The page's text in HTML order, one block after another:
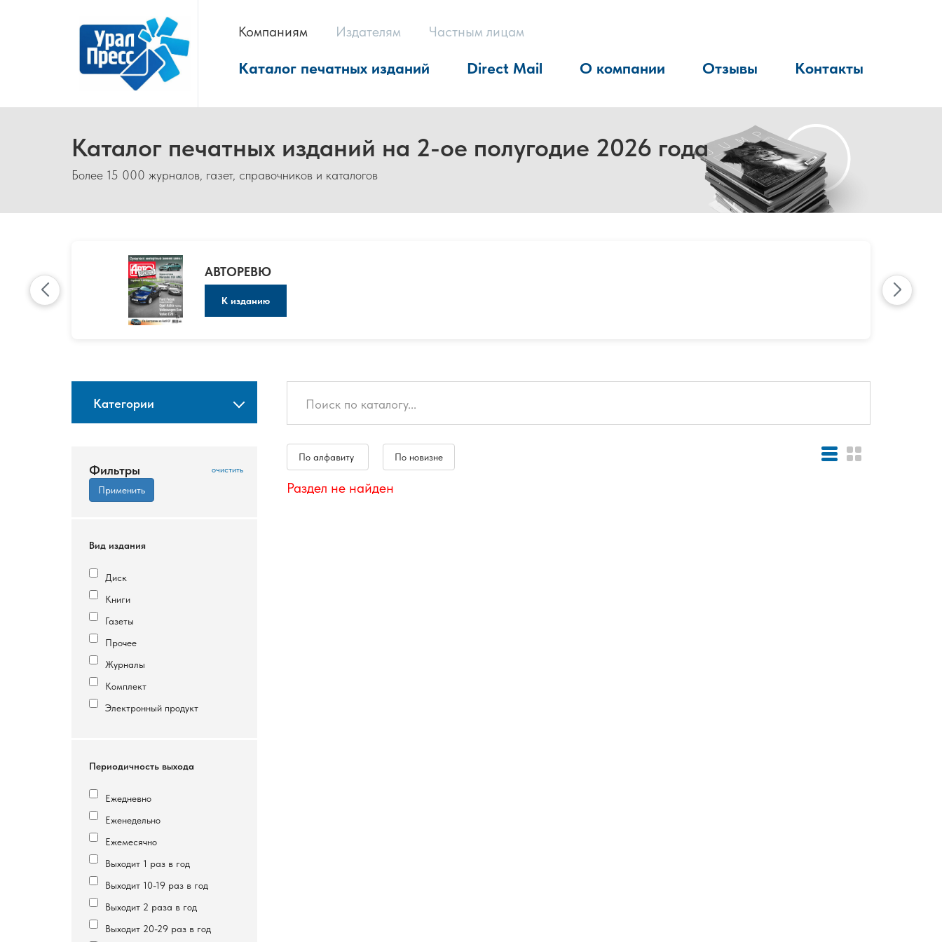
Компаниям Издателям Частным лицам
Каталог печатных изданий Direct Mail О компании Отзывы Контакты
Каталог печатных изданий на 2-ое полугодие 2026 года
Более 15 000 журналов, газет, справочников и каталогов
АВТОРЕВЮ
К изданию
Категории
Фильтры
Вид издания
Диск
Книги
Газеты
Прочее
Журналы
Комплект
Электронный продукт
Периодичность выхода
Ежедневно
Еженедельно
Ежемесячно
Выходит 1 раз в год
Выходит 10-19 раз в год
Выходит 2 раза в год
Выходит 20-29 раз в год
По алфавиту По новизне
Раздел не найден